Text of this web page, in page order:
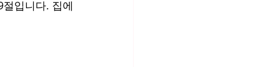
입니다. 집에